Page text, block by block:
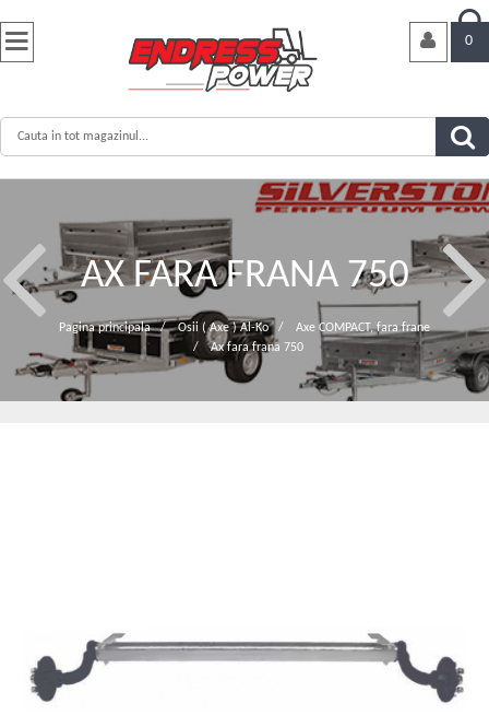

0

AX FARA FRANA 750
Pagina principala / Osii ( Axe ) Al-Ko /
Axe COMPACT, fara frane
/
Ax fara frana 750